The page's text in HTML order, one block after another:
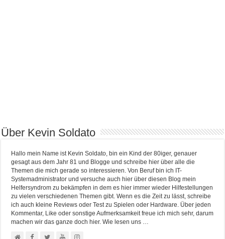
Über Kevin Soldato
Hallo mein Name ist Kevin Soldato, bin ein Kind der 80iger, genauer
gesagt aus dem Jahr 81 und Blogge und schreibe hier über alle die
Themen die mich gerade so interessieren. Von Beruf bin ich IT-
Systemadministrator und versuche auch hier über diesen Blog mein
Helfersyndrom zu bekämpfen in dem es hier immer wieder Hilfestellungen
zu vielen verschiedenen Themen gibt. Wenn es die Zeit zu lässt, schreibe
ich auch kleine Reviews oder Test zu Spielen oder Hardware. Über jeden
Kommentar, Like oder sonstige Aufmerksamkeit freue ich mich sehr, darum
machen wir das ganze doch hier. Wie lesen uns …